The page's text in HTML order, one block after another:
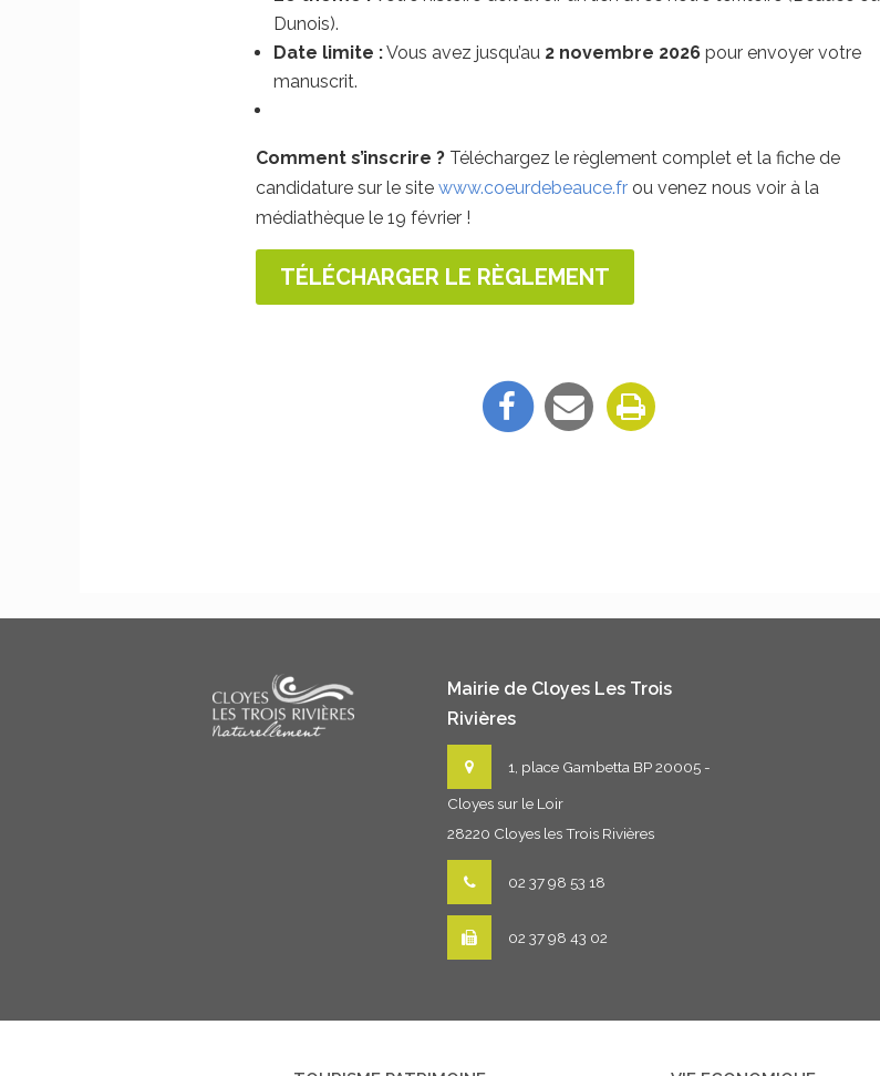
Dunois).
Date limite :Vous avez jusqu’au 2 novembre 2026 pour envoyer votre
manuscrit.
Comment s’inscrire ? Téléchargez le règlement complet et la fiche de
candidature sur le sitewww.coeurdebeauce.fr ou venez nous voir à la
médiathèque le 19 février !
TÉLÉCHARGER LE RÈGLEMENT
Mairie de Cloyes Les Trois
Rivières
1, place Gambetta BP 20005 -
Cloyes sur le Loir
28220 Cloyes les Trois Rivières
02 37 98 53 18
02 37 98 43 02